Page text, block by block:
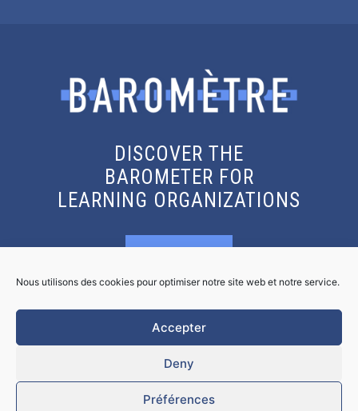
Nous utilisons des cookies pour optimiser notre site web et notre service.
Accepter
Deny
Préférences
DISCOVER THE
BAROMETER FOR
LEARNING ORGANIZATIONS
KNOW MORE